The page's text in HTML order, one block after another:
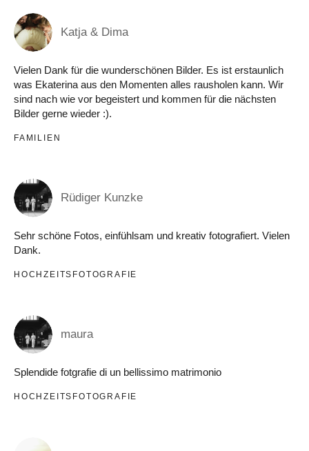
Katja & Dima
Vielen Dank für die wunderschönen Bilder. Es ist erstaunlich
was Ekaterina aus den Momenten alles rausholen kann. Wir
sind nach wie vor begeistert und kommen für die nächsten
Bilder gerne wieder :).
FAMILIEN
Rüdiger Kunzke
Sehr schöne Fotos, einfühlsam und kreativ fotografiert. Vielen
Dank.
HOCHZEITSFOTOGRAFIE
maura
Splendide fotgrafie di un bellissimo matrimonio
HOCHZEITSFOTOGRAFIE